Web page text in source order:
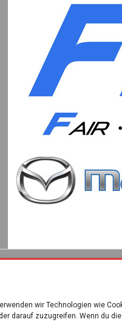
wir Technologien wie
darauf zuzugreifen. Wenn du